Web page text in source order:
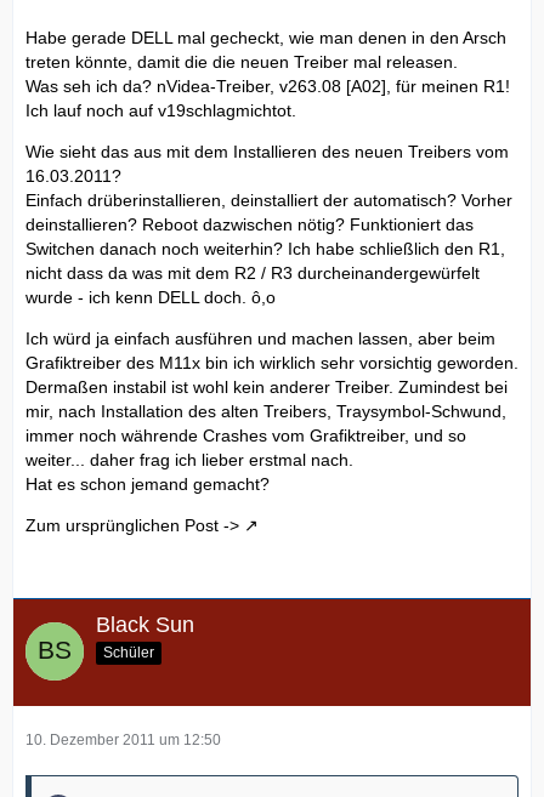
Habe gerade DELL mal gecheckt, wie man denen in den Arsch
treten könnte, damit die die neuen Treiber mal releasen.
Was seh ich da? nVidea-Treiber, v263.08 [A02], für meinen R1!
Ich lauf noch auf v19schlagmichtot.
Wie sieht das aus mit dem Installieren des neuen Treibers vom
16.03.2011?
Einfach drüberinstallieren, deinstalliert der automatisch? Vorher
deinstallieren? Reboot dazwischen nötig? Funktioniert das
Switchen danach noch weiterhin? Ich habe schließlich den R1,
nicht dass da was mit dem R2 / R3 durcheinandergewürfelt
wurde - ich kenn DELL doch. ô,o
Ich würd ja einfach ausführen und machen lassen, aber beim
Grafiktreiber des M11x bin ich wirklich sehr vorsichtig geworden.
Dermaßen instabil ist wohl kein anderer Treiber. Zumindest bei
mir, nach Installation des alten Treibers, Traysymbol-Schwund,
immer noch währende Crashes vom Grafiktreiber, und so
weiter... daher frag ich lieber erstmal nach.
Hat es schon jemand gemacht?
Zum ursprünglichen Post ->
Black Sun
Schüler
10. Dezember 2011 um 12:50